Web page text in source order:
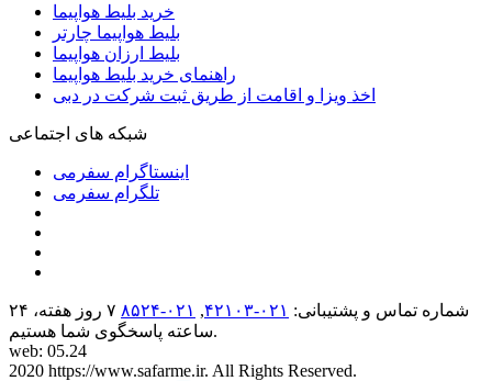
خرید بلیط هواپیما
بلیط هواپیما چارتر
بلیط ارزان هواپیما
راهنمای خرید بلیط هواپیما
اخذ ویزا و اقامت از طریق ثبت شرکت در دبی
شبکه های اجتماعی
اینستاگرام سفرمی
تلگرام سفرمی
شماره تماس و پشتیبانی: ۰۲۱-۴٢١٠٣ , ۰۲۱-۸۵۲۴
۷ روز هفته، ۲۴
ساعته پاسخگوی شما هستیم.
web: 05.24
2020 https://www.safarme.ir. All Rights Reserved.